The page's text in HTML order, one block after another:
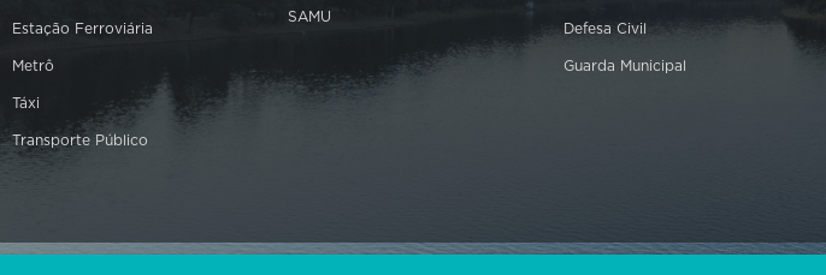
Estação Ferroviária
Metrô
Táxi
Transporte Público
SAMU
Defesa Civil
Guarda Municipal